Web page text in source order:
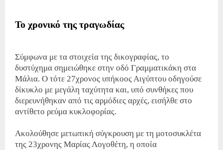
Το χρονικό της τραγωδίας
Σύμφωνα με τα στοιχεία της δικογραφίας, το
δυστύχημα σημειώθηκε στην οδό Γραμματικάκη στα
Μάλια. Ο τότε 27χρονος υπήκοος Αιγύπτου οδηγούσε
δίκυκλο με μεγάλη ταχύτητα και, υπό συνθήκες που
διερευνήθηκαν από τις αρμόδιες αρχές, εισήλθε στο
αντίθετο ρεύμα κυκλοφορίας.
Ακολούθησε μετωπική σύγκρουση με τη μοτοσυκλέτα
της 23χρονης Μαρίας Λογοθέτη, η οποία